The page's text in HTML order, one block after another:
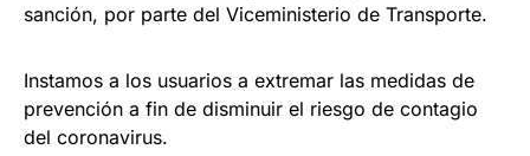
sanción, por parte del Viceministerio de Transporte.
Instamos a los usuarios a extremar las medidas de
prevención a fin de disminuir el riesgo de contagio
del coronavirus.